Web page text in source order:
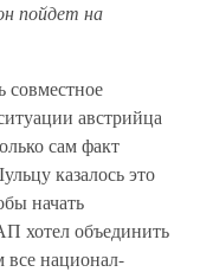
пойдет на
совместное
австрийца
сам факт
казалось это
начать
хотел объединить
все национал-